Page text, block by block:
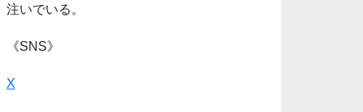
注いでいる。
《SNS》
X